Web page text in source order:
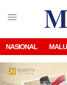
NASIONAL